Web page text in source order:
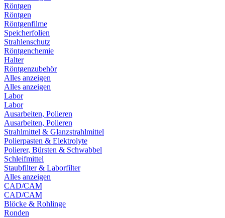
Röntgen
Röntgen
Röntgenfilme
Speicherfolien
Strahlenschutz
Röntgenchemie
Halter
Röntgenzubehör
Alles anzeigen
Alles anzeigen
Labor
Labor
Ausarbeiten, Polieren
Ausarbeiten, Polieren
Strahlmittel & Glanzstrahlmittel
Polierpasten & Elektrolyte
Polierer, Bürsten & Schwabbel
Schleifmittel
Staubfilter & Laborfilter
Alles anzeigen
CAD/CAM
CAD/CAM
Blöcke & Rohlinge
Ronden